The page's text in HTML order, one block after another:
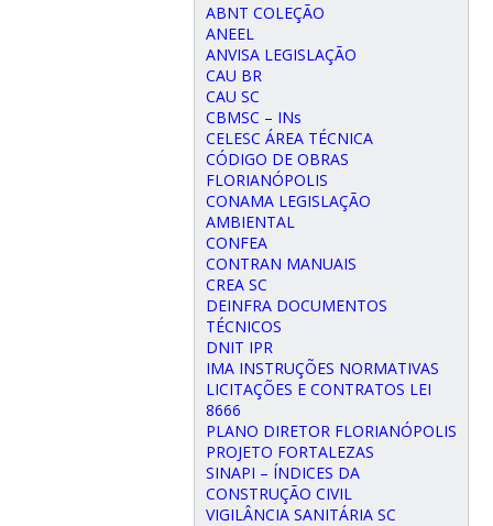
ABNT COLEÇÃO
ANEEL
ANVISA LEGISLAÇÃO
CAU BR
CAU SC
CBMSC – INs
CELESC ÁREA TÉCNICA
CÓDIGO DE OBRAS
FLORIANÓPOLIS
CONAMA LEGISLAÇÃO
AMBIENTAL
CONFEA
CONTRAN MANUAIS
CREA SC
DEINFRA DOCUMENTOS
TÉCNICOS
DNIT IPR
IMA INSTRUÇÕES NORMATIVAS
LICITAÇÕES E CONTRATOS LEI
8666
PLANO DIRETOR FLORIANÓPOLIS
PROJETO FORTALEZAS
SINAPI – ÍNDICES DA
CONSTRUÇÃO CIVIL
VIGILÂNCIA SANITÁRIA SC